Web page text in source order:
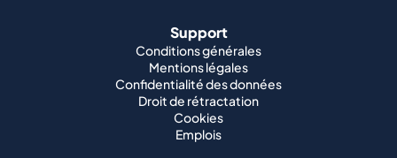
Emplois
Whisky mondial
Whisky japonais
Whisky irlandais
Whisky canadien
Whisky américain